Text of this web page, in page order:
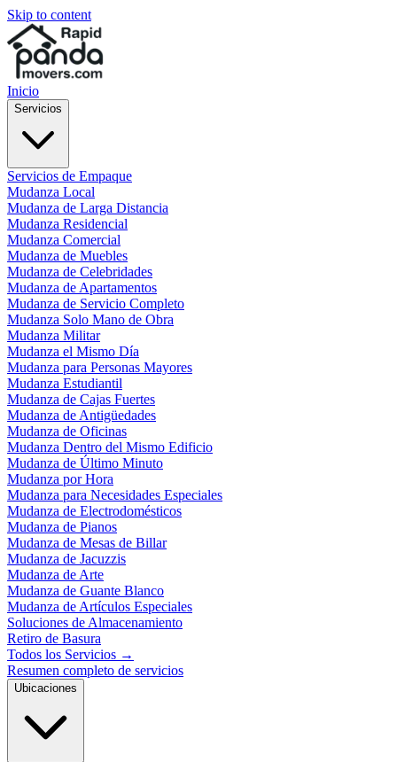
Skip to content
Inicio
Servicios
Servicios de Empaque
Mudanza Local
Mudanza de Larga Distancia
Mudanza Residencial
Mudanza Comercial
Mudanza de Muebles
Mudanza de Celebridades
Mudanza de Apartamentos
Mudanza de Servicio Completo
Mudanza Solo Mano de Obra
Mudanza Militar
Mudanza el Mismo Día
Mudanza para Personas Mayores
Mudanza Estudiantil
Mudanza de Cajas Fuertes
Mudanza de Antigüedades
Mudanza de Oficinas
Mudanza Dentro del Mismo Edificio
Mudanza de Último Minuto
Mudanza por Hora
Mudanza para Necesidades Especiales
Mudanza de Electrodomésticos
Mudanza de Pianos
Mudanza de Mesas de Billar
Mudanza de Jacuzzis
Mudanza de Arte
Mudanza de Guante Blanco
Mudanza de Artículos Especiales
Soluciones de Almacenamiento
Retiro de Basura
Todos los Servicios →
Resumen completo de servicios
Ubicaciones